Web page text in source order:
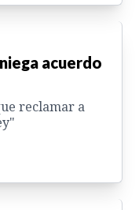
acuerdo
reclamar a